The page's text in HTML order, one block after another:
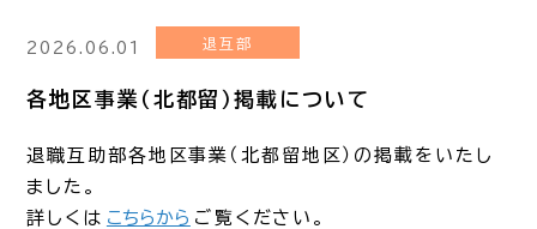
2026.06.01 退互部
各地区事業（北都留）掲載について
退職互助部各地区事業（北都留地区）の掲載をいたし
ました。
詳しくは こちらから ご覧ください。